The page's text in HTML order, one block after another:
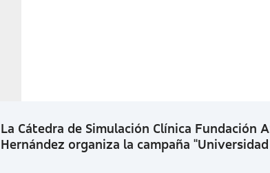
La Cátedra de Simulación Clínica Fundación
Hernández organiza la campaña